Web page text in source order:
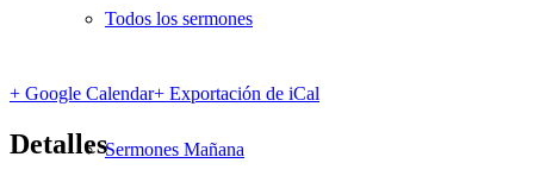
Todos los sermones
Sermones Mañana
+ Google Calendar+ Exportación de iCal
Detalles